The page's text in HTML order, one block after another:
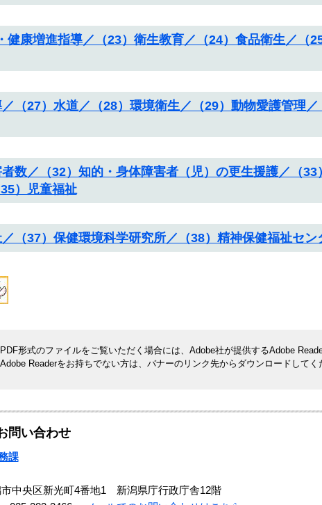
康増進指導／（23）衛生教育／（24）食品衛生／（
（27）水道／（28）環境衛生／（29）動物愛護管理／
数／（32）知的・身体障害者（児）の更生援護／（33
）児童福祉
（37）保健環境科学研究所／（38）精神保健福祉セン
PDF形式のファイルをご覧いただく場合には、Adobe社が提供するAdobe
Adobe Readerをお持ちでない方は、バナーのリンク先からダウンロードしてく
問い合わせ
課
市中央区新光町4番地1 新潟県庁行政庁舎12階